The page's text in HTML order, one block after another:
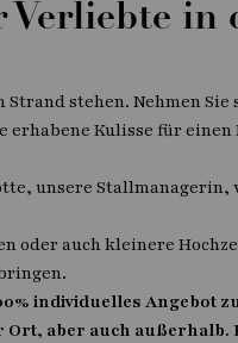
Verliebte in
stehen. Nehmen
erhabene Kulisse für
unsere Stallmanagerin,
oder auch kleinere
individuelles Angebot
aber auch außerhalb.